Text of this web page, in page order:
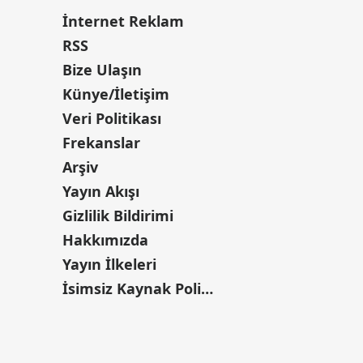
İnternet Reklam
RSS
Bize Ulaşın
Künye/İletişim
Veri Politikası
Frekanslar
Arşiv
Yayın Akışı
Gizlilik Bildirimi
Hakkımızda
Yayın İlkeleri
İsimsiz Kaynak Politikası